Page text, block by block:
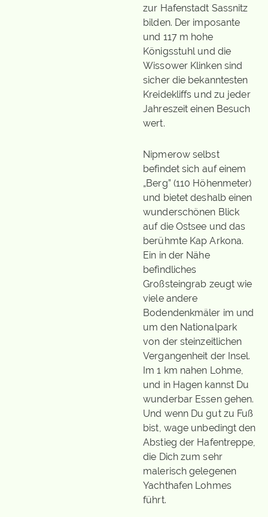
zur Hafenstadt Sassnitz
bilden. Der imposante
und 117 m hohe
Königsstuhl und die
Wissower Klinken sind
sicher die bekanntesten
Kreidekliffs und zu jeder
Jahreszeit einen Besuch
wert.
Nipmerow selbst
befindet sich auf einem
„Berg” (110 Höhenmeter)
und bietet deshalb einen
wunderschönen Blick
auf die Ostsee und das
berühmte Kap Arkona.
Ein in der Nähe
befindliches
Großsteingrab zeugt wie
viele andere
Bodendenkmäler im und
um den Nationalpark
von der steinzeitlichen
Vergangenheit der Insel.
Im 1 km nahen Lohme,
und in Hagen kannst Du
wunderbar Essen gehen.
Und wenn Du gut zu Fuß
bist, wage unbedingt den
Abstieg der Hafentreppe,
die Dich zum sehr
malerisch gelegenen
Yachthafen Lohmes
führt.